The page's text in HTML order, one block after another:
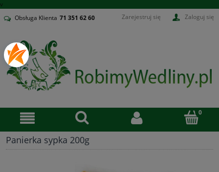
v
Obsługa Klienta 71 351 62 60 Zarejestruj się Zaloguj się
Panierka sypka 200g